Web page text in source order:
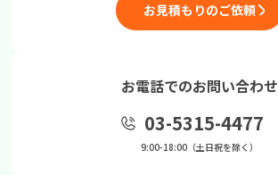
お見積もりのご依頼
お電話でのお問い合わせ
03-5315-4477
9:00-18:00（土日祝を除く）